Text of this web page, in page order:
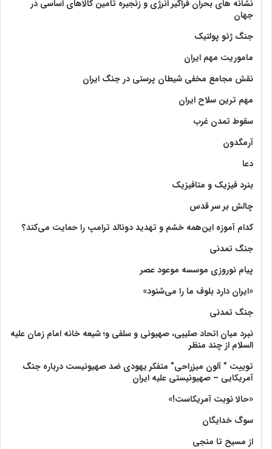
نشانه های بحران فراگیر انرژی و زنجیره تامین کالاهای اساسی در
جهان
جنگ ژئو پولتیک
ماموریت مهم ایران
نقش مجامع مخفی شیطان پرستی در جنگ ایران
مهم ترین سلاح ایران
سقوط تمدن غرب
آرمگدون
دعا
بنرد فیزیک و متافیزیک
چالش بر سر قدس
کدام آموزه این‌همه خشم و تهدید دونالد ترامپ را حمایت می‌کند؟
جنگ تمدنی
پیام نوروزی موسسه موعود عصر
«ایران دارد بلوف ما را می‌شنود»
جنگ تمدنی
نبرد میان اتحاد صلیبی، صهیونی و سلفی و؛ شیعه خانه امام زمان علیه
السلام از چند منظر
توییت ” آلون میزراحی” متفکر یهودی ضد صهیونیست درباره جنگ
آمریکایی – صهیونیستی علیه ایران
«حالا نوبت آمریکاست!»
سوگ خدایگان
از مسیح تا منجی